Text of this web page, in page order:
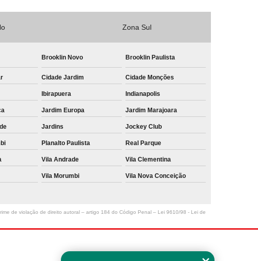
Zona Sul
Brooklin Novo Brooklin Paulista
Cidade Jardim Cidade Monções
Ibirapuera Indianapolis
Jardim Europa Jardim Marajoara
Jardins Jockey Club
Planalto Paulista Real Parque
Vila Andrade Vila Clementina
Vila Morumbi Vila Nova Conceição
de violação de direito autoral – artigo 184 do Código Penal – Lei 9610/98 - Lei de